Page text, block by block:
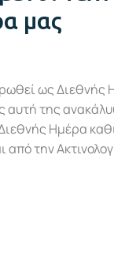
μας
ως Διεθνής
της
Ημέρα
από την